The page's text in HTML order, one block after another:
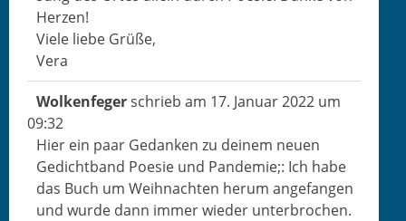
Herzen!
Viele liebe Grüße,
Vera
Wolken­fegerschrieb am 17. Jan­u­ar 2022 um
09:32
Hier ein paar Gedanken zu deinem neuen
Gedicht­band Poe­sie und Pan­demie;: Ich habe
das Buch um Wei­h­nacht­en herum ange­fan­gen
und wurde dann immer wieder unter­brochen.